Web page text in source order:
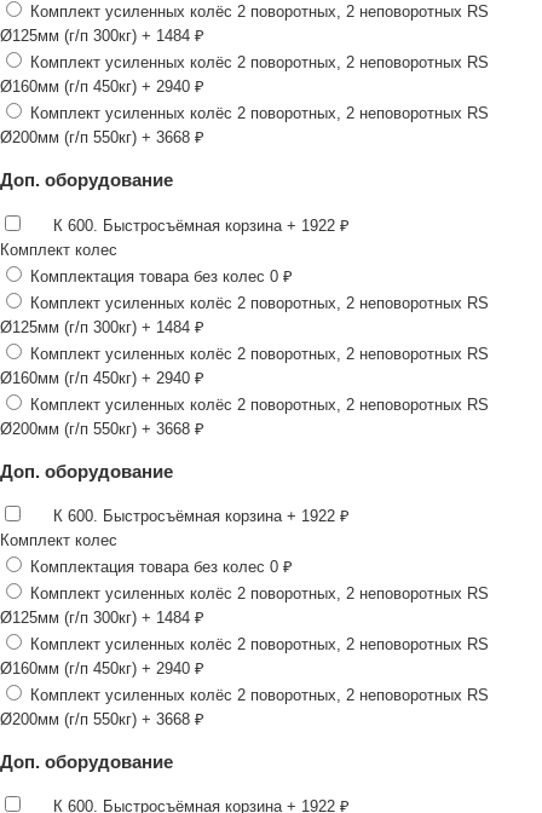
Комплект усиленных колёс 2 поворотных, 2 неповоротных RS
Ø125мм (г/п 300кг) + 1484 ₽
Комплект усиленных колёс 2 поворотных, 2 неповоротных RS
Ø160мм (г/п 450кг) + 2940 ₽
Комплект усиленных колёс 2 поворотных, 2 неповоротных RS
Ø200мм (г/п 550кг) + 3668 ₽
Доп. оборудование
К 600. Быстросъёмная корзина + 1922 ₽
Комплект колес
Комплектация товара без колес 0 ₽
Комплект усиленных колёс 2 поворотных, 2 неповоротных RS
Ø125мм (г/п 300кг) + 1484 ₽
Комплект усиленных колёс 2 поворотных, 2 неповоротных RS
Ø160мм (г/п 450кг) + 2940 ₽
Комплект усиленных колёс 2 поворотных, 2 неповоротных RS
Ø200мм (г/п 550кг) + 3668 ₽
Доп. оборудование
К 600. Быстросъёмная корзина + 1922 ₽
Комплект колес
Комплектация товара без колес 0 ₽
Комплект усиленных колёс 2 поворотных, 2 неповоротных RS
Ø125мм (г/п 300кг) + 1484 ₽
Комплект усиленных колёс 2 поворотных, 2 неповоротных RS
Ø160мм (г/п 450кг) + 2940 ₽
Комплект усиленных колёс 2 поворотных, 2 неповоротных RS
Ø200мм (г/п 550кг) + 3668 ₽
Доп. оборудование
К 600. Быстросъёмная корзина + 1922 ₽